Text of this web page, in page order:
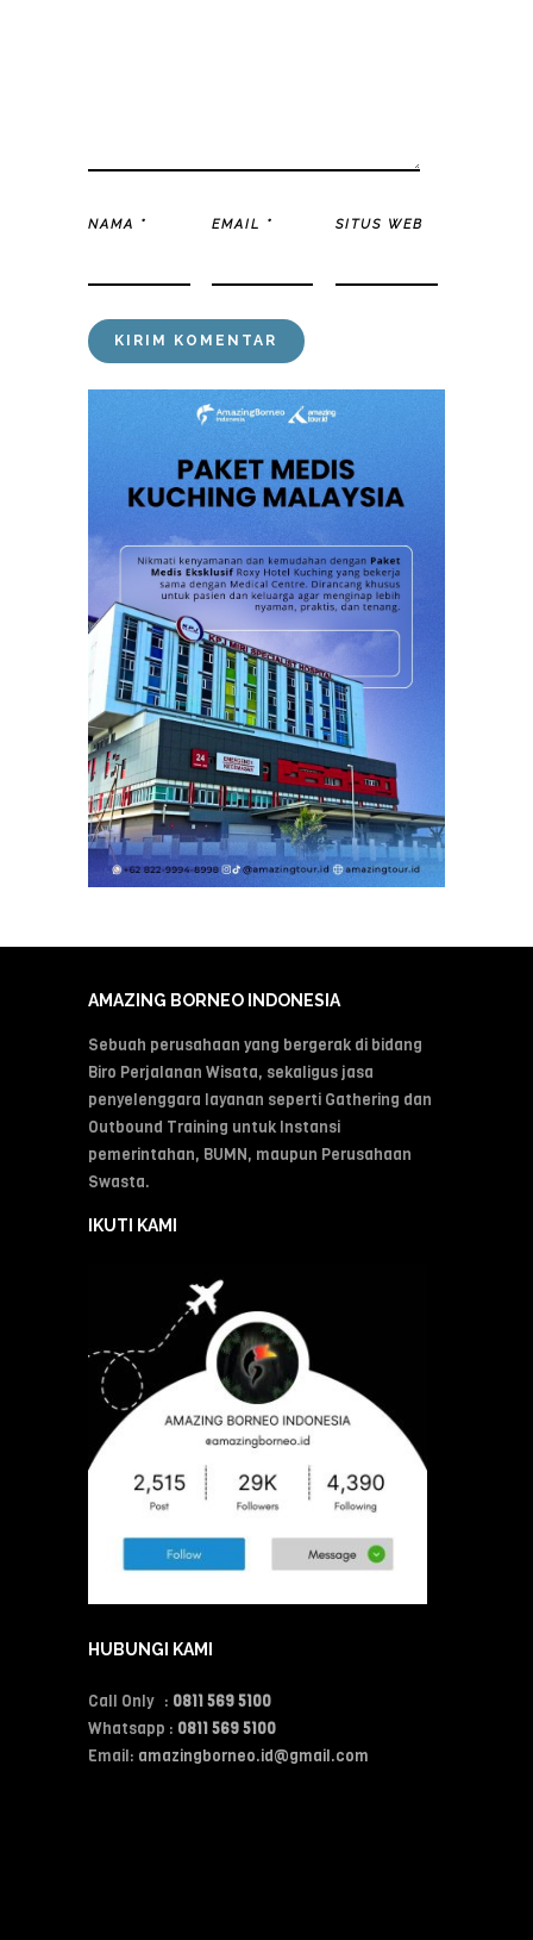
NAMA * EMAIL * SITUS WEB
AMAZING BORNEO INDONESIA
Sebuah perusahaan yang bergerak di bidang
Biro Perjalanan Wisata, sekaligus jasa
penyelenggara layanan seperti Gathering dan
Outbound Training untuk Instansi
pemerintahan, BUMN, maupun Perusahaan
Swasta.
IKUTI KAMI
HUBUNGI KAMI
Call Only : 0811 569 5100
Whatsapp : 0811 569 5100
Email: amazingborneo.id@gmail.com